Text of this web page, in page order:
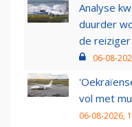
Analyse
duurder
de reiziger
06-08-
vol met
06-08-2026,